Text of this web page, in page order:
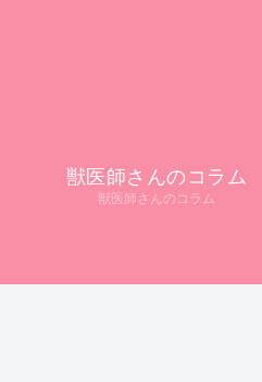
獣医師さんのコラム
獣医師さんのコラム